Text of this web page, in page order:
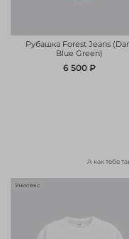
Рубашка Forest Jeans
Blue Green)
6 500 ₽
А как тебе
Унисекс